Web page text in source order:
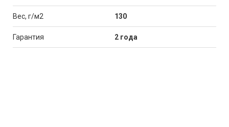
Вес, г/м2 130
Гарантия 2 года